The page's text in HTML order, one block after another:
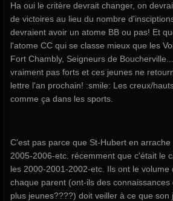
Ha oui le critère devrait changer, on
de victoires au lieu du nombre
devraient avoir un atome BB ou pas! Et
l'atome CC qui se classe mieux que les
Fort Chambly, Seigneurs de
vraiment pas forts et ces jeunes ne
lettre l'an prochain! :smile: Les creux/
comme ça dans les sports.
C'est pas parce que St-Hubert en
2005-2006-etc. récemment que c'était le
les 2000-2001-2002-etc. Ils ont le volume
chaque parent (ont-ils des
plus jeunes????) doit veiller à ce que son